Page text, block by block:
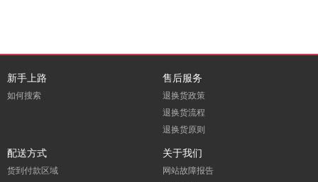
新手上路
如何搜索
售后服务
退换货政策
退换货流程
退换货原则
配送方式
货到付款区域
关于我们
网站故障报告